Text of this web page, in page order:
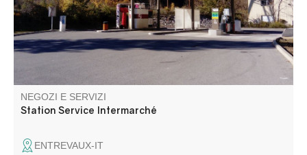
NEGOZI E SERVIZI
Station Service Intermarché
ENTREVAUX-IT